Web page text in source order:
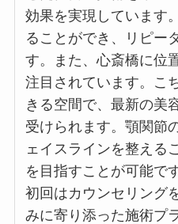
効果を実現しています
ることができ、リピー
す。また、心斎橋に位
注目されています。こ
きる空間で、最新の美
受けられます。顎関節
ェイスラインを整える
を目指すことが可能で
初回はカウンセリング
みに寄り添った施術プ